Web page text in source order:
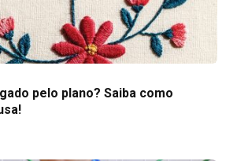
pelo plano? Saiba como